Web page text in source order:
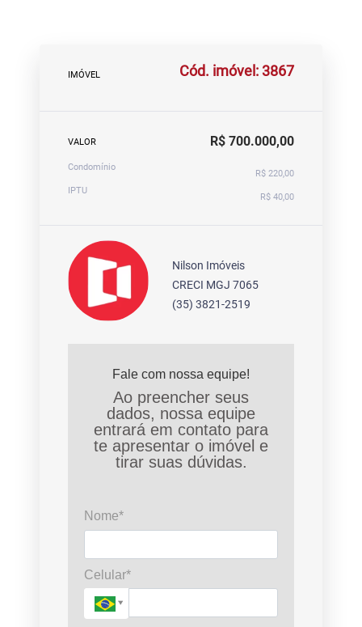
IMÓVEL Cód. imóvel: 3867
VALOR R$ 700.000,00
Condomínio
R$ 220,00
IPTU
R$ 40,00
Nilson Imóveis
CRECI MGJ 7065
(35) 3821-2519
Fale com nossa equipe!
Ao preencher seus
dados, nossa equipe
entrará em contato para
te apresentar o imóvel e
tirar suas dúvidas.
Nome*
Celular*